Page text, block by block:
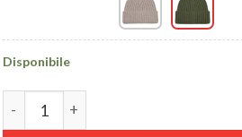
Disponibile
Berretto in Lana Merinos quantità